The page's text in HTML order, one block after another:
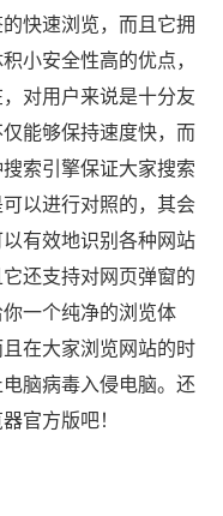
快速浏览，而且它拥
小安全性高的优点，
对用户来说是十分友
能够保持速度快，而
索引擎保证大家搜索
以进行对照的，其会
有效地识别各种网站
还支持对网页弹窗的
一个纯净的浏览体
在大家浏览网站的时
脑病毒入侵电脑。还
官方版吧！